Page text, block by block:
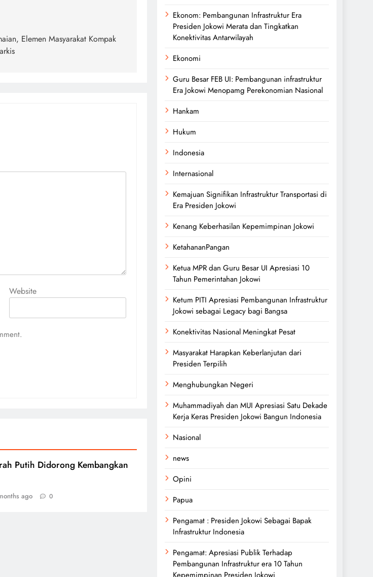
Elemen Masyarakat Kompak
Website
Putih Didorong Kembangkan
ago 0
Ekonom: Pembangunan Infrastruktur Era
Presiden Jokowi Merata dan Tingkatkan
Konektivitas Antarwilayah
Ekonomi
Guru Besar FEB UI: Pembangunan infrastruktur
Era Jokowi Menopamg Perekonomian Nasional
Hankam
Hukum
Indonesia
Internasional
Kemajuan Signifikan Infrastruktur Transportasi di
Era Presiden Jokowi
Kenang Keberhasilan Kepemimpinan Jokowi
KetahananPangan
Ketua MPR dan Guru Besar UI Apresiasi 10
Tahun Pemerintahan Jokowi
Ketum PITI Apresiasi Pembangunan Infrastruktur
Jokowi sebagai Legacy bagi Bangsa
Konektivitas Nasional Meningkat Pesat
Masyarakat Harapkan Keberlanjutan dari
Presiden Terpilih
Menghubungkan Negeri
Muhammadiyah dan MUI Apresiasi Satu Dekade
Kerja Keras Presiden Jokowi Bangun Indonesia
Nasional
news
Opini
Papua
Pengamat : Presiden Jokowi Sebagai Bapak
Infrastruktur Indonesia
Pengamat: Apresiasi Publik Terhadap
Pembangunan Infrastruktur era 10 Tahun